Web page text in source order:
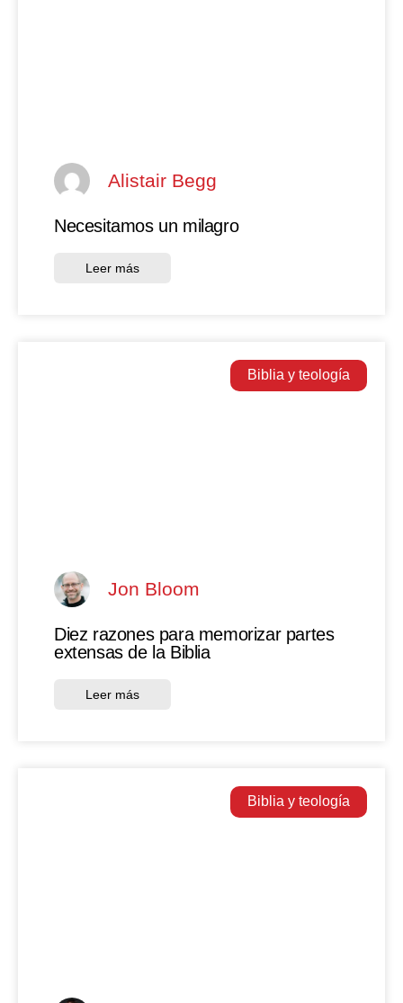
Alistair Begg
Necesitamos un milagro
Leer más
Biblia y teología
Jon Bloom
Diez razones para memorizar partes
extensas de la Biblia
Leer más
Biblia y teología